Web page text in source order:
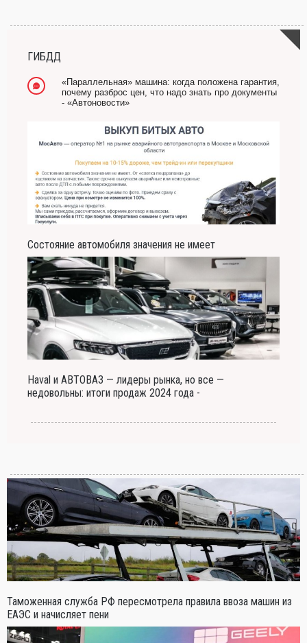
-- Лучшее, что можно сделать с хорошим советом, это пропустить его мимо ушей.
Он никогда не бывает полезен никому, кроме того, кто его дал.
ГИБДД
«Параллельная» машина: когда положена гарантия,
почему разброс цен, что надо знать про документы
- «Автоновости»
Состояние автомобиля значения не имеет
Haval и АВТОВАЗ — лидеры рынка, но все —
недовольны: итоги продаж 2024 года -
Таможенная служба РФ пересмотрела правила ввоза машин из
ЕАЭС и начисляет пени